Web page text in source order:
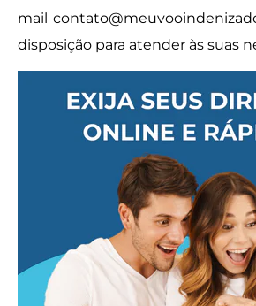
mail
disposição para atender às suas